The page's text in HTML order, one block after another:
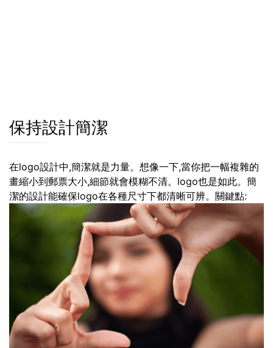
保持設計簡潔
在logo設計中,簡潔就是力量。想像一下,當你把一幅複雜的
畫縮小到郵票大小,細節就會模糊不清。logo也是如此。簡
潔的設計能確保logo在各種尺寸下都清晰可辨。關鍵點: